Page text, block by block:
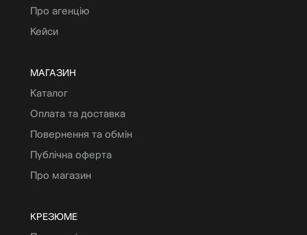
Про агенцію
Кейси
МАГАЗИН
Каталог
Оплата та доставка
Повернення та обмін
Публічна оферта
Про магазин
КРЕЗЮМЕ